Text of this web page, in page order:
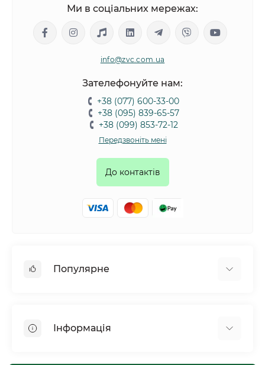
Ми в соціальних мережах:
info@zvc.com.ua
Зателефонуйте нам:
+38 (077) 600-33-00
+38 (095) 839-65-57
+38 (099) 853-72-12
Передзвоніть мені
До контактів
Популярне
Птахи
Інформація